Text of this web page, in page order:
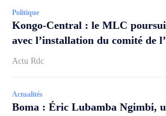
Politique
Kongo-Central : le MLC
avec l’installation du comité de
Actu Rdc
Actualités
Boma : Éric Lubamba Ngimbi,